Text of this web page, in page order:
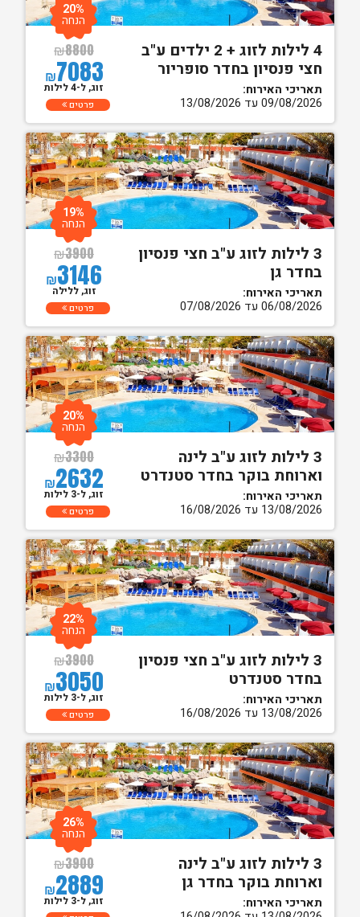
4 לילות לזוג + 2 ילדים ע"ב
חצי פנסיון בחדר סופריור
תאריכי האירוח:
09/08/2026 עד 13/08/2026
₪8800
₪7083
20%
הנחה
זוג, ל-4 לילות
פרטים
3 לילות לזוג ע"ב חצי פנסיון
בחדר גן
תאריכי האירוח:
06/08/2026 עד 07/08/2026
₪3900
₪3146
19%
הנחה
זוג, ללילה
פרטים
3 לילות לזוג ע"ב לינה
וארוחת בוקר בחדר סטנדרט
תאריכי האירוח:
13/08/2026 עד 16/08/2026
₪3300
₪2632
20%
הנחה
זוג, ל-3 לילות
פרטים
3 לילות לזוג ע"ב חצי פנסיון
בחדר סטנדרט
תאריכי האירוח:
13/08/2026 עד 16/08/2026
₪3900
₪3050
22%
הנחה
זוג, ל-3 לילות
פרטים
3 לילות לזוג ע"ב לינה
וארוחת בוקר בחדר גן
תאריכי האירוח:
₪3900
₪2889
26%
הנחה
זוג, ל-3 לילות